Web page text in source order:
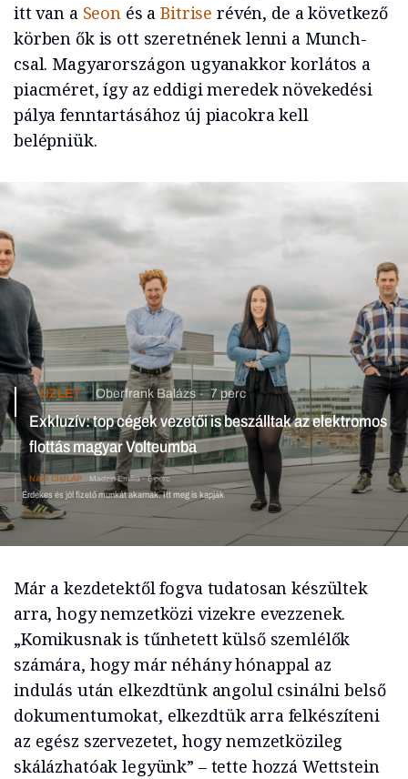
itt van a Seon és aBitrise révén, de a következő
körben ők is ott szeretnének lenni a Munch-
csal. Magyarországon ugyanakkor korlátos a
piacméret, így az eddigi meredek növekedési
pálya fenntartásához új piacokra kell
belépniük.
ÜZLET Oberfrank Balázs 7 perc
Exkluzív: top cégek vezetői is beszálltak az elektromos flottás
magyar Volteumba
NAPI CÍMLAP Madzin Emília 8 perc
Érdekes és jól fizető munkát akarnak. Itt meg is kapják
Már a kezdetektől fogva tudatosan készültek
arra, hogy nemzetközi vizekre evezzenek.
„Komikusnak is tűnhetett külső szemlélők
számára, hogy már néhány hónappal az
indulás után elkezdtünk angolul csinálni belső
dokumentumokat, elkezdtük arra felkészíteni
az egész szervezetet, hogy nemzetközileg
skálázhatóak legyünk” – tette hozzá Wettstein